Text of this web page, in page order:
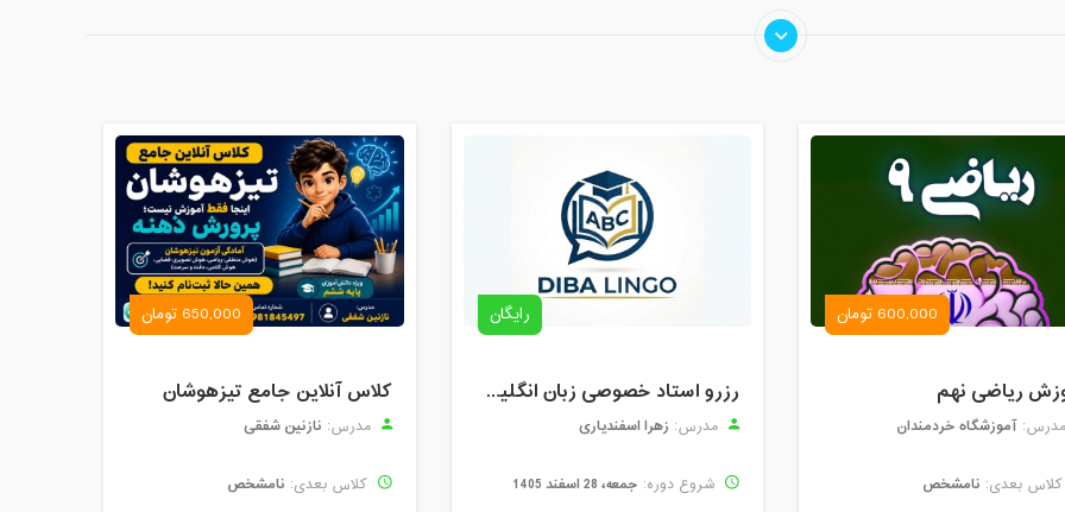
600,000 تومان
ریاضی نهم
مدرس: آموزشگاه خردمندان
کلاس بعدی: نامشخص
رایگان
رزرو استاد خصوصی زبان انگلیسی | کلاس یک‌نفره با زهرا اسفندیاری + مشاوره رایگان
مدرس: زهرا اسفندیاری
شروع دوره: جمعه، 28 اسفند 1405
650,000 تومان
کلاس آنلاین جامع تیزهوشان
مدرس: نازنین شفقی
کلاس بعدی: نامشخص